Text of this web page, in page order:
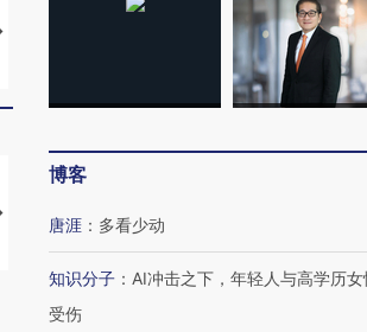
马航飞行员跨国走私7万
泽连斯基密集出访美英 索
要防空导弹“救急”
【推广】走进第四届链博
会，让数智科技“链”接产
有意思的生活方式·第三对
博客
唐涯 ： 多看少动
知识分子 ： AI冲击之下，年轻人与高学历女
受伤